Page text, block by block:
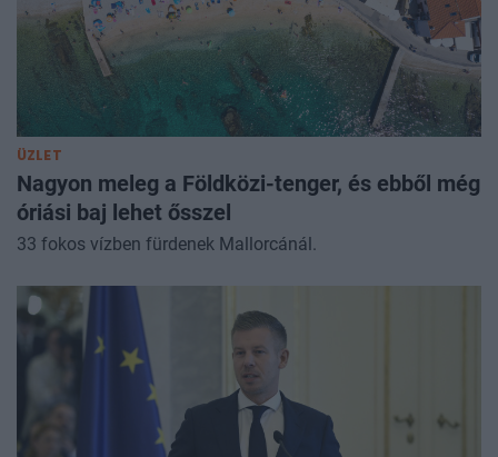
ÜZLET
Nagyon meleg a Földközi-tenger, és ebből még
óriási baj lehet ősszel
33 fokos vízben fürdenek Mallorcánál.